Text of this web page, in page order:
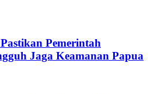
Pemerintah
Jaga Keamanan Papua